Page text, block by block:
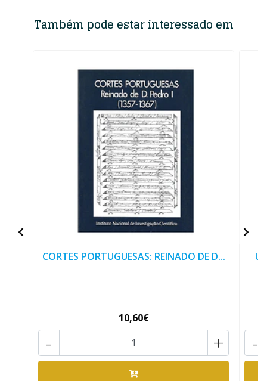
Também pode estar interessado em
CORTES PORTUGUESAS: REINADO DE D...
10,60€
+
- -